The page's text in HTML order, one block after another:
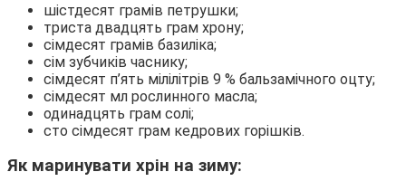
шістдесят грамів петрушки;
триста двадцять грам хрону;
сімдесят грамів базиліка;
сім зубчиків часнику;
сімдесят п’ять мілілітрів 9 % бальзамічного оцту;
сімдесят мл рослинного масла;
одинадцять грам солі;
сто сімдесят грам кедрових горішків.
Як маринувати хрін на зиму: